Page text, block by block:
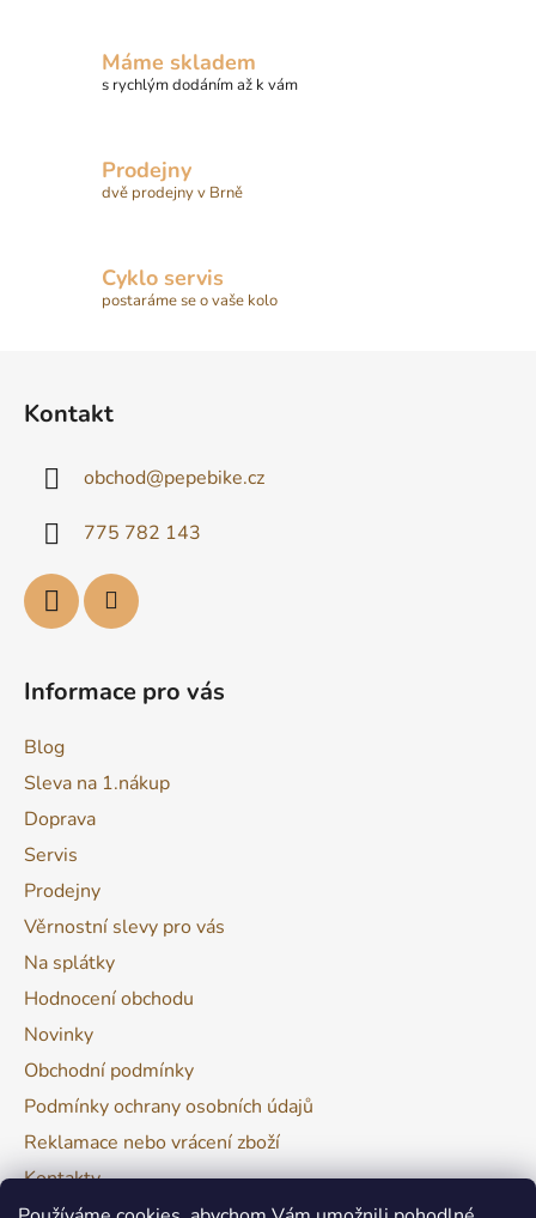
Máme skladem
s rychlým dodáním až k vám
Prodejny
dvě prodejny v Brně
Cyklo servis
postaráme se o vaše kolo
Kontakt
obchod@pepebike.cz
775 782 143
Informace pro vás
Blog
Sleva na 1.nákup
Doprava
Servis
Prodejny
Věrnostní slevy pro vás
Na splátky
Hodnocení obchodu
Novinky
Obchodní podmínky
Podmínky ochrany osobních údajů
Reklamace nebo vrácení zboží
Kontakty